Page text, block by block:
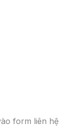
form liên hệ